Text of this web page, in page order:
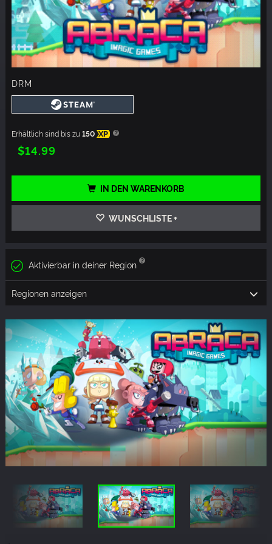
DRM
Erhältlich sind bis zu150 XP
$14.99
IN DEN WARENKORB
WUNSCHLISTE +
Aktivierbar in deiner Region
Regionen anzeigen